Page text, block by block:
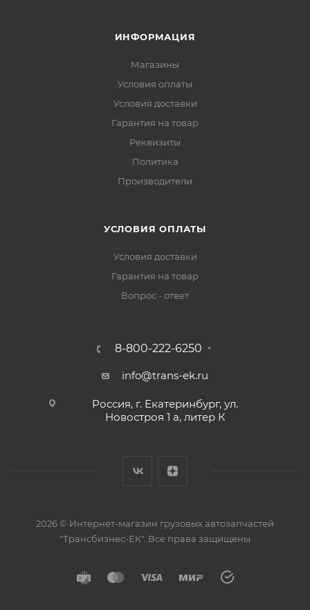
ИНФОРМАЦИЯ
Магазины
Условия оплаты
Условия доставки
Гарантия на товар
Реквизиты
Политика
Производители
УСЛОВИЯ ОПЛАТЫ
Условия доставки
Гарантия на товар
Вопрос - ответ
8-800-222-6250
info@trans-ek.ru
Россия, г. Екатеринбург, ул.
Новостроя 1 а, литер К
2026 © Интернет-магазин грузовых автозапчастей
"Трансбизнес-ЕК" . Все права защищены